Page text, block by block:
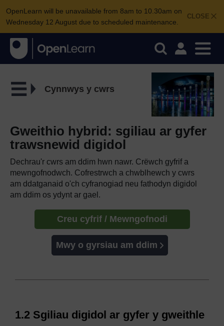
CLOSE
OpenLearn will be unavailable from 8am to 10.30am on
Wednesday 12 August due to scheduled maintenance.
Cynnwys y cwrs
Gweithio hybrid: sgiliau ar gyfer
trawsnewid digidol
Dechrau'r cwrs am ddim hwn nawr. Crëwch gyfrif a
mewngofnodwch. Cofrestrwch a chwblhewch y cwrs
am ddatganaid o'ch cyfranogiad neu fathodyn digidol
am ddim os ydynt ar gael.
Creu cyfrif / Mewngofnodi
Mwy o gyrsiau am ddim
1.2 Sgiliau digidol ar gyfer y gweithle